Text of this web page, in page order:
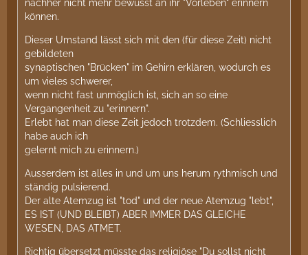
nachher nicht mehr bewusst an ihr "Vorleben" erinnern
können.
Dieser Umstand lässt sich mit den (für diese Zeit) nicht
gebildeten
synaptischen "Brücken" im Gehirn erklären, wodurch es
um vieles schwerer,
wenn nicht fast unmöglich ist, sich an so eine
Vergangenheit zu "erinnern".
Erlebt hat man diese Zeit jedoch trotzdem. (Schliesslich
habe auch ich
gelernt mich zu erinnern.)
Ausserdem ist alles in und um uns herum rythmisch und
ständig pulsierend.
Der alte Atemzug ist "tod" und der neue Atemzug "lebt",
ES IST (UND BLEIBT) ABER IMMER DAS GLEICHE
WESEN, DAS ATMET.
Richtig übersetzt müsste das religiöse "Du sollst nicht